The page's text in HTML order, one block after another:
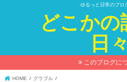
ゆるっと日常のブロ
どこかの
日々
このブログに
HOME
グラブル